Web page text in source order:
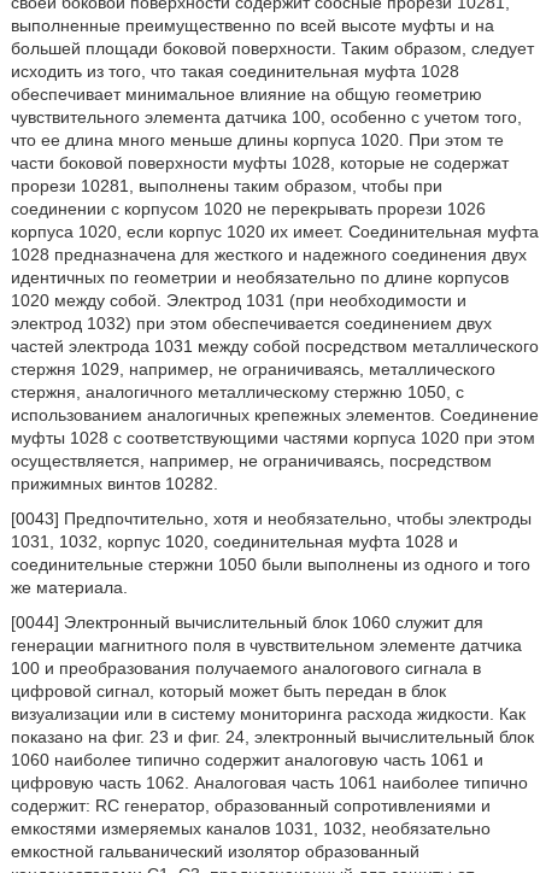
выполненные преимущественно по всей высоте муфты и на
большей площади боковой поверхности. Таким образом, следует
исходить из того, что такая соединительная муфта 1028
обеспечивает минимальное влияние на общую геометрию
чувствительного элемента датчика 100, особенно с учетом того,
что ее длина много меньше длины корпуса 1020. При этом те
части боковой поверхности муфты 1028, которые не содержат
прорези 10281, выполнены таким образом, чтобы при
соединении с корпусом 1020 не перекрывать прорези 1026
корпуса 1020, если корпус 1020 их имеет. Соединительная муфта
1028 предназначена для жесткого и надежного соединения двух
идентичных по геометрии и необязательно по длине корпусов
1020 между собой. Электрод 1031 (при необходимости и
электрод 1032) при этом обеспечивается соединением двух
частей электрода 1031 между собой посредством металлического
стержня 1029, например, не ограничиваясь, металлического
стержня, аналогичного металлическому стержню 1050, с
использованием аналогичных крепежных элементов. Соединение
муфты 1028 с соответствующими частями корпуса 1020 при этом
осуществляется, например, не ограничиваясь, посредством
прижимных винтов 10282.
[0043] Предпочтительно, хотя и необязательно, чтобы электроды
1031, 1032, корпус 1020, соединительная муфта 1028 и
соединительные стержни 1050 были выполнены из одного и того
же материала.
[0044] Электронный вычислительный блок 1060 служит для
генерации магнитного поля в чувствительном элементе датчика
100 и преобразования получаемого аналогового сигнала в
цифровой сигнал, который может быть передан в блок
визуализации или в систему мониторинга расхода жидкости. Как
показано на фиг. 23 и фиг. 24, электронный вычислительный блок
1060 наиболее типично содержит аналоговую часть 1061 и
цифровую часть 1062. Аналоговая часть 1061 наиболее типично
содержит: RC генератор, образованный сопротивлениями и
емкостями измеряемых каналов 1031, 1032, необязательно
емкостной гальванический изолятор образованный